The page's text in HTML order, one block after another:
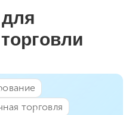
торговля